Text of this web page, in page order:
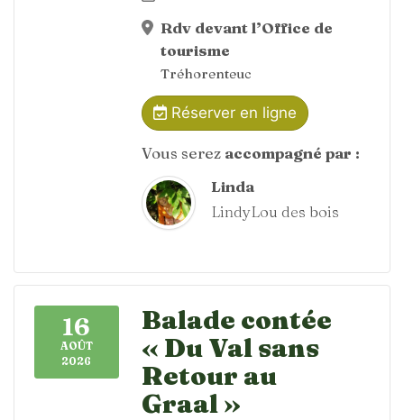
Rdv devant l’Office de
tourisme
Tréhorenteuc
Réserver en ligne
Vous serez accompagné par :
Linda
LindyLou des bois
16
AOÛT
2026
Balade contée
« Du Val sans
Retour au
Graal »